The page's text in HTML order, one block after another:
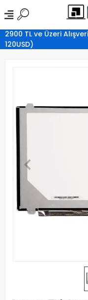
2900 TL ve Üzeri
120USD)